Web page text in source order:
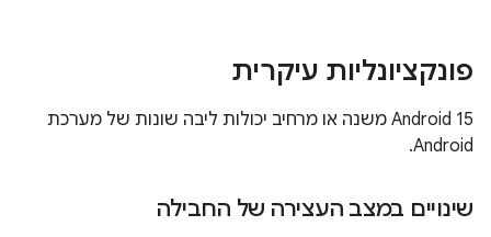
פונקציונליות עיקרית
‫Android 15 משנה או מרחיב יכולות ליבה שונות של מערכת
Android.
שינויים במצב העצירה של החבילה